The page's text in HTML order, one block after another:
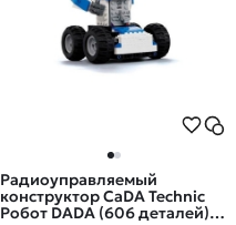
Радиоуправляемый
конструктор CaDA Technic
Робот DADA (606 деталей)